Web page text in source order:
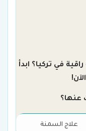
في تركيا؟ ابدأ
عنها؟
علاج السمنة